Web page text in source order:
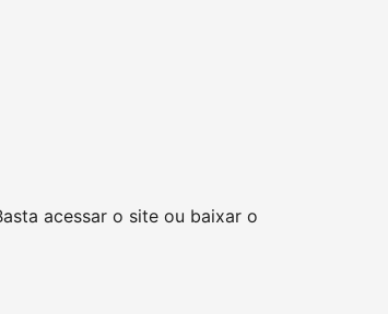
acessar o site ou baixar o